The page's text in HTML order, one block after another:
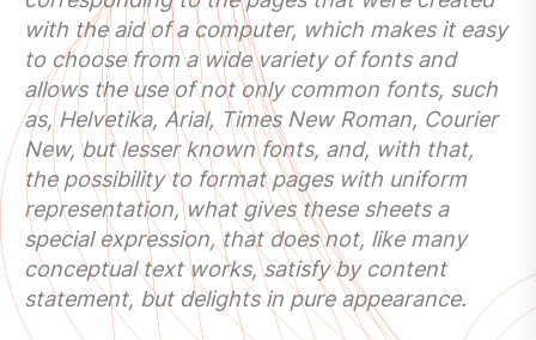
with the aid of a computer, which makes it easy
to choose from a wide variety of fonts and
allows the use of not only common fonts, such
as, Helvetika, Arial, Times New Roman, Courier
New, but lesser known fonts, and, with that,
the possibility to format pages with uniform
representation, what gives these sheets a
special expression, that does not, like many
conceptual text works, satisfy by content
statement, but delights in pure appearance.